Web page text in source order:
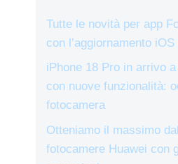
Tutte le novità per app
con l’aggiornamento iOS
iPhone 18 Pro in arrivo
con nuove funzionalità:
fotocamera
Otteniamo il massimo
fotocamere Huawei con